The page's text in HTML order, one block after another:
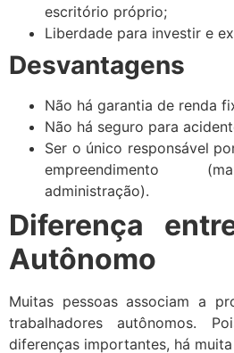
escritório próprio;
Liberdade para investir e
Desvantagens
Não há garantia de renda
Não há seguro para
Ser o único responsável
empreendimento
administração).
Diferença
Autônomo
Muitas pessoas associam a
trabalhadores autônomos.
diferenças importantes, há